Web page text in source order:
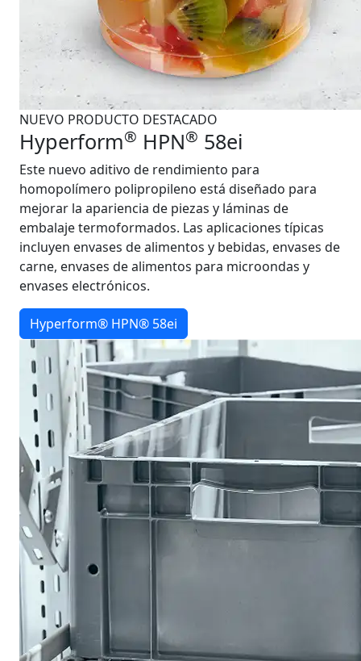
NUEVO PRODUCTO DESTACADO
Hyperform® HPN® 58ei
Este nuevo aditivo de rendimiento para
homopolímero polipropileno está diseñado para
mejorar la apariencia de piezas y láminas de
embalaje termoformados. Las aplicaciones típicas
incluyen envases de alimentos y bebidas, envases de
carne, envases de alimentos para microondas y
envases electrónicos.
Hyperform® HPN® 58ei